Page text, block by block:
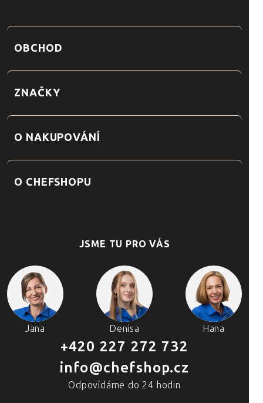
OBCHOD
ZNAČKY
O NAKUPOVÁNÍ
O CHEFSHOPU
JSME TU PRO VÁS
Jana Denisa Hana
+420 227 272 732
info@chefshop.cz
Odpovídáme do 24 hodin